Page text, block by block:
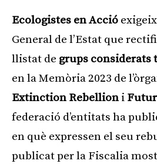
Ecologistes en Acció
General de l’Estat que
llistat de grups considerats
en la Memòria 2023 de
Extinction Rebellion i
federació d’entitats ha
en què expressen el seu
publicat per la Fiscalia